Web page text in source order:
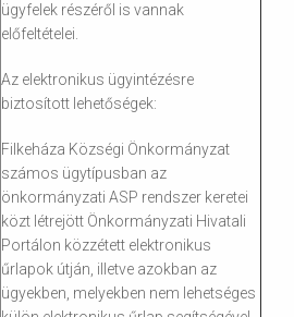
ügyfelek részéről is vannak
előfeltételei.
Az elektronikus ügyintézésre
biztosított lehetőségek:
Filkeháza Községi Önkormányzat
számos ügytípusban az
önkormányzati ASP rendszer keretei
közt létrejött Önkormányzati Hivatali
Portálon közzétett elektronikus
űrlapok útján, illetve azokban az
ügyekben, melyekben nem lehetséges